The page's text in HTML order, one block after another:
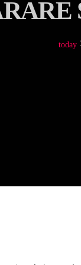
today